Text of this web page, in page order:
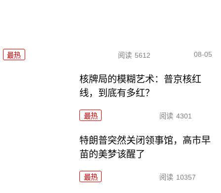
最热 阅读 5612 08-05
核牌局的模糊艺术：普京核红
线，到底有多红？
最热 阅读 4301
特朗普突然关闭领事馆，高市早
苗的美梦该醒了
最热 阅读 10357